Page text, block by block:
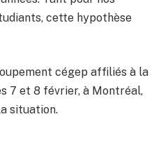
cette hypothèse
cégep affiliés à la
7 et 8 février, à Montréal,
situation.